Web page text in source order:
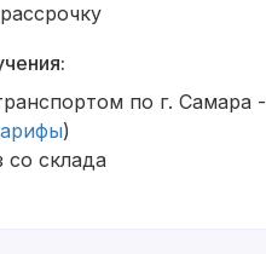
по г. Самара -
)
склада